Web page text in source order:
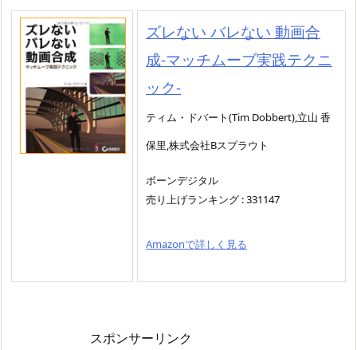
ズレない バレない 動画合
成-マッチムーブ実践テクニ
ック-
ティム・ドバート(Tim Dobbert),立山 香
保里,株式会社Bスプラウト
ボーンデジタル
売り上げランキング : 331147
Amazonで詳しく見る
スポンサーリンク